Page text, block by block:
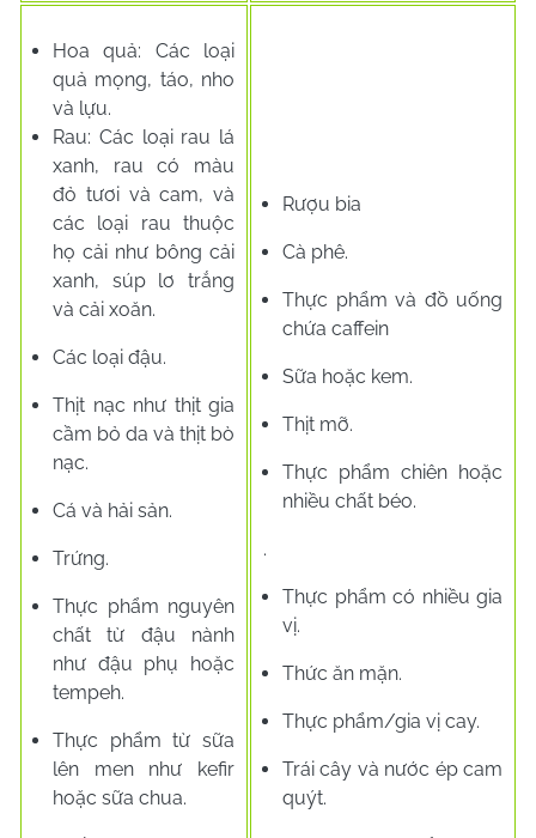
Hoa quả: Các loại
quả mọng, táo, nho
và lựu.
Rau: Các loại rau lá
xanh, rau có màu
đỏ tươi và cam, và
các loại rau thuộc
họ cải như bông cải
xanh, súp lơ trắng
và cải xoăn.
Các loại đậu.
Thịt nạc như thịt gia
cầm bỏ da và thịt bò
nạc.
Cá và hải sản.
Trứng.
Thực phẩm nguyên
chất từ ​​đậu nành
như đậu phụ hoặc
tempeh.
Thực phẩm từ sữa
lên men như kefir
hoặc sữa chua.
Rượu bia
Cà phê.
Thực phẩm và đồ uống
chứa caffein
Sữa hoặc kem.
Thịt mỡ.
Thực phẩm chiên hoặc
nhiều chất béo.
.
Thực phẩm có nhiều gia
vị.
Thức ăn mặn.
Thực phẩm/gia vị cay.
Trái cây và nước ép cam
quýt.